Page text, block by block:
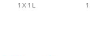
1 X 1 L
1 X